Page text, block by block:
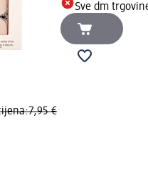
7,95 €
Sve dm